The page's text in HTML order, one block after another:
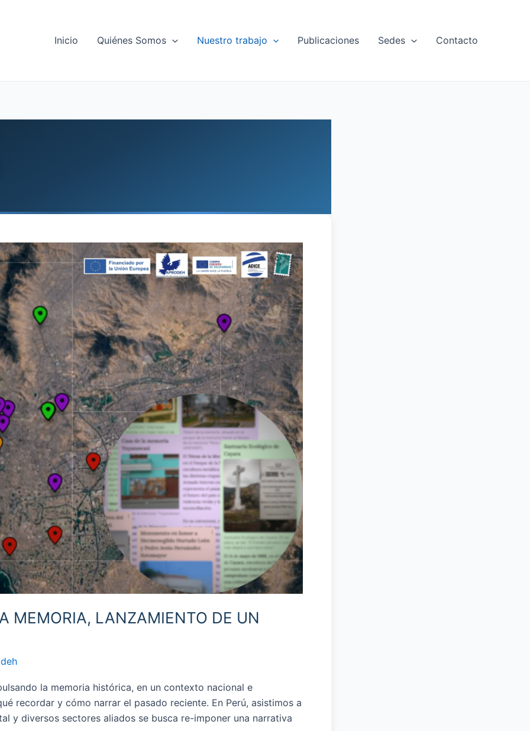
Inicio Quiénes Somos Nuestro trabajo Publicaciones Sedes Contacto
MEMORIA, LANZAMIENTO DE UN
la memoria histórica, en un contexto nacional e
recordar y cómo narrar el pasado reciente. En Perú, asistimos a
y diversos sectores aliados se busca re-imponer una narrativa